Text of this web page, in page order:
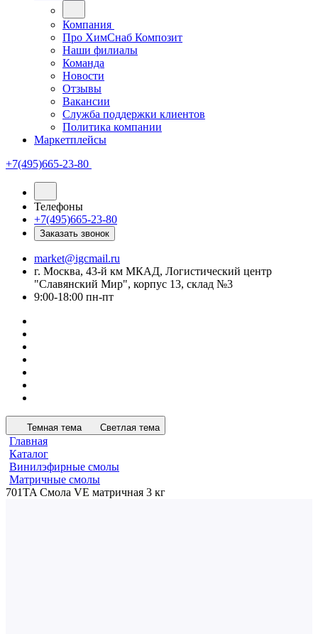
Компания
Про ХимСнаб Композит
Наши филиалы
Команда
Новости
Отзывы
Вакансии
Служба поддержки клиентов
Политика компании
Маркетплейсы
+7(495)665-23-80
Телефоны
+7(495)665-23-80
Заказать звонок
market@igcmail.ru
г. Москва, 43-й км МКАД, Логистический центр
"Славянский Мир", корпус 13, склад №3
9:00-18:00 пн-пт
Темная тема Светлая тема
Главная
Каталог
Винилэфирные смолы
Матричные смолы
701TA Смола VE матричная 3 кг